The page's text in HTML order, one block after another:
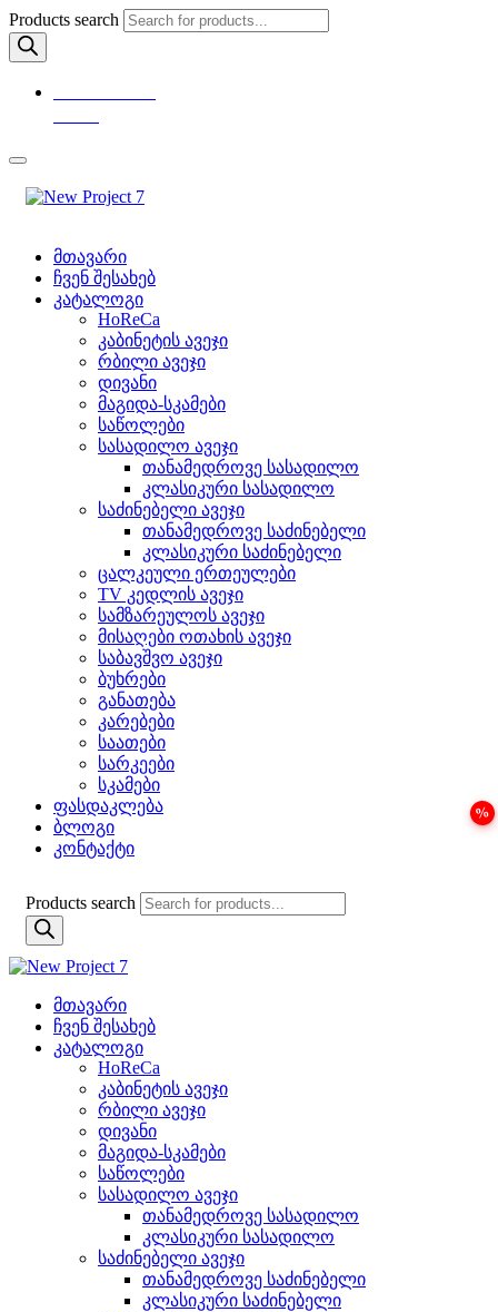
Products search
მთავარი
ჩვენ შესახებ
კატალოგი
HoReCa
კაბინეტის ავეჯი
რბილი ავეჯი
დივანი
მაგიდა-სკამები
საწოლები
სასადილო ავეჯი
თანამედროვე სასადილო
კლასიკური სასადილო
საძინებელი ავეჯი
თანამედროვე საძინებელი
კლასიკური საძინებელი
ცალკეული ერთეულები
TV კედლის ავეჯი
სამზარეულოს ავეჯი
მისაღები ოთახის ავეჯი
საბავშვო ავეჯი
ბუხრები
განათება
კარებები
საათები
სარკეები
სკამები
ფასდაკლება
ბლოგი
კონტაქტი
Products search
მთავარი
ჩვენ შესახებ
კატალოგი
HoReCa
კაბინეტის ავეჯი
რბილი ავეჯი
დივანი
მაგიდა-სკამები
საწოლები
სასადილო ავეჯი
თანამედროვე სასადილო
კლასიკური სასადილო
საძინებელი ავეჯი
თანამედროვე საძინებელი
კლასიკური საძინებელი